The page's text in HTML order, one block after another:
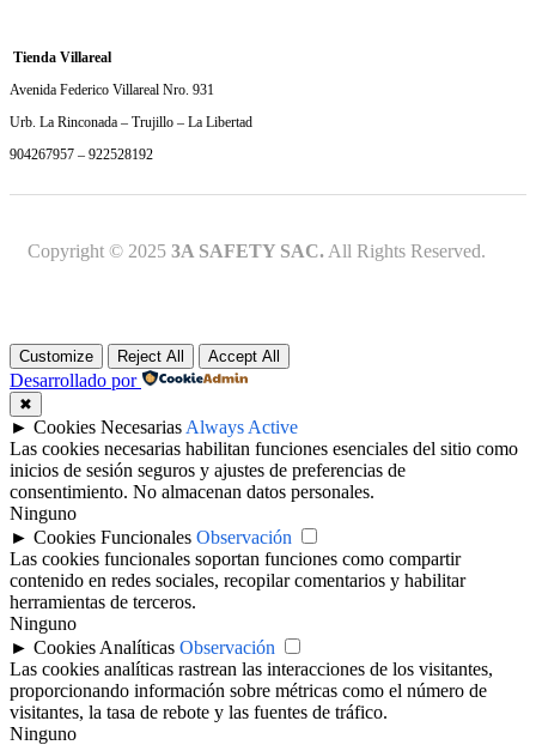
Tienda Villareal
Avenida Federico Villareal Nro. 931
Urb. La Rinconada – Trujillo – La Libertad
904267957 – 922528192
Copyright © 2025 3A SAFETY SAC. All Rights Reserved.
Customize Reject All Accept All
Desarrollado por
✖
► Cookies Necesarias Always Active
Las cookies necesarias habilitan funciones esenciales del sitio como
inicios de sesión seguros y ajustes de preferencias de
consentimiento. No almacenan datos personales.
Ninguno
► Cookies Funcionales Observación
Las cookies funcionales soportan funciones como compartir
contenido en redes sociales, recopilar comentarios y habilitar
herramientas de terceros.
Ninguno
► Cookies Analíticas Observación
Las cookies analíticas rastrean las interacciones de los visitantes,
proporcionando información sobre métricas como el número de
visitantes, la tasa de rebote y las fuentes de tráfico.
Ninguno